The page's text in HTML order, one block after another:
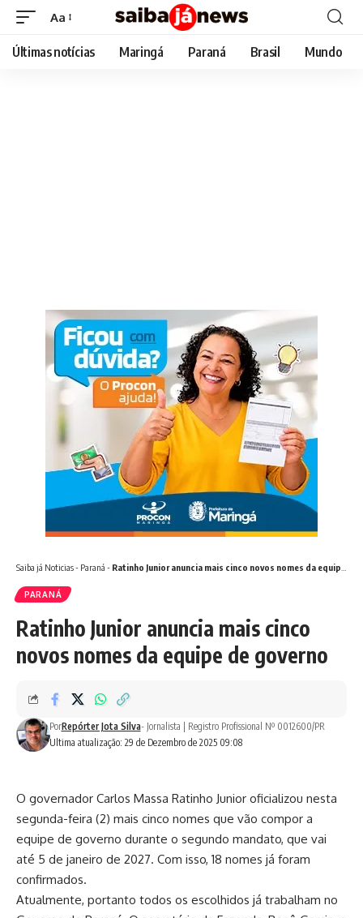
Font
Resizer
Aa
Últimas notícias Maringá Paraná Brasil Mundo
Saiba já Noticias- Paraná - Ratinho Junior anuncia mais cinco novos nomes da equipe de governo
PARANÁ
Ratinho Junior anuncia mais cinco
novos nomes da equipe de governo
Ultima atualização: 29 de Dezembro de 2025 09:08
PorRepórter Jota Silva- Jornalista | Registro Profissional Nº 0012600/PR
O governador Carlos Massa Ratinho Junior oficializou nesta
segunda-feira (2) mais cinco nomes que vão compor a
equipe de governo durante o segundo mandato, que vai
até 5 de janeiro de 2027. Com isso, 18 nomes já foram
confirmados.
Atualmente, portanto todos os escolhidos já trabalham no